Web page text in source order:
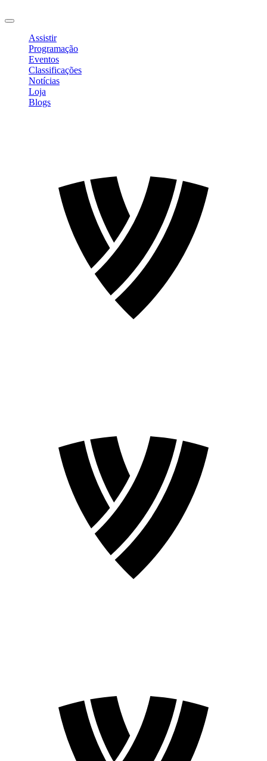
Assistir
Programação
Eventos
Classificações
Notícias
Loja
Blogs